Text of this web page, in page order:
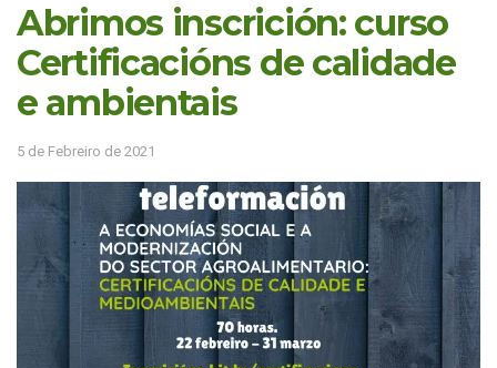
Abrimos inscrición: curso
Certificacións de calidade
e ambientais
5 de Febreiro de 2021